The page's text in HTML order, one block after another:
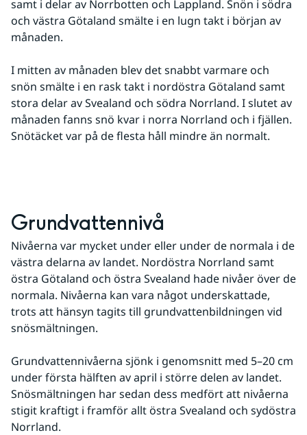
samt i delar av Norrbotten och Lappland. Snön i södra
och västra Götaland smälte i en lugn takt i början av
månaden.
I mitten av månaden blev det snabbt varmare och
snön smälte i en rask takt i nordöstra Götaland samt
stora delar av Svealand och södra Norrland. I slutet av
månaden fanns snö kvar i norra Norrland och i fjällen.
Snötäcket var på de flesta håll mindre än normalt.
Grundvattennivå
Nivåerna var mycket under eller under de normala i de
västra delarna av landet. Nordöstra Norrland samt
östra Götaland och östra Svealand hade nivåer över de
normala. Nivåerna kan vara något underskattade,
trots att hänsyn tagits till grundvattenbildningen vid
snösmältningen.
Grundvattennivåerna sjönk i genomsnitt med 5–20 cm
under första hälften av april i större delen av landet.
Snösmältningen har sedan dess medfört att nivåerna
stigit kraftigt i framför allt östra Svealand och sydöstra
Norrland.